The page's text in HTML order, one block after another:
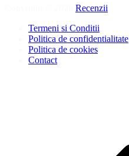
Recenzii
Termeni si Conditii
Politica de confidentialitate
Politica de cookies
Contact